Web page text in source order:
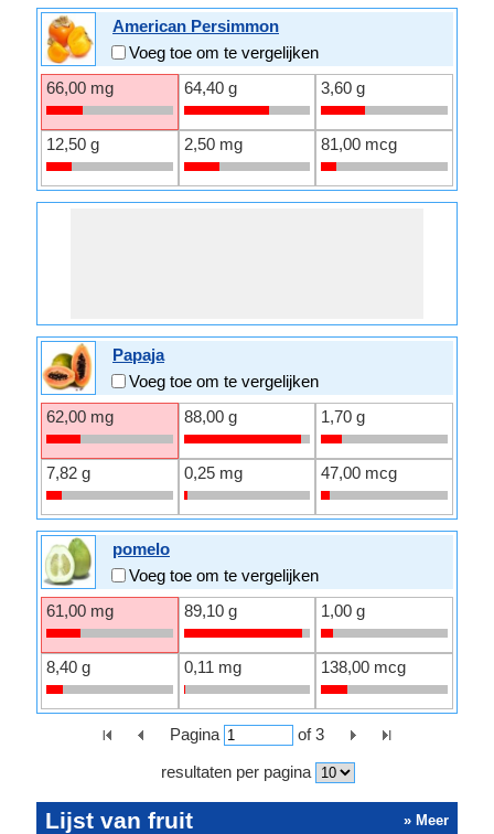
American Persimmon
Voeg toe om te vergelijken
66,00 mg
64,40 g 3,60 g
12,50 g 2,50 mg 81,00 mcg
Papaja
Voeg toe om te vergelijken
62,00 mg
88,00 g 1,70 g
7,82 g 0,25 mg 47,00 mcg
pomelo
Voeg toe om te vergelijken
61,00 mg
89,10 g 1,00 g
8,40 g 0,11 mg 138,00 mcg
Pagina of3
resultaten per pagina
Lijst van fruit » Meer